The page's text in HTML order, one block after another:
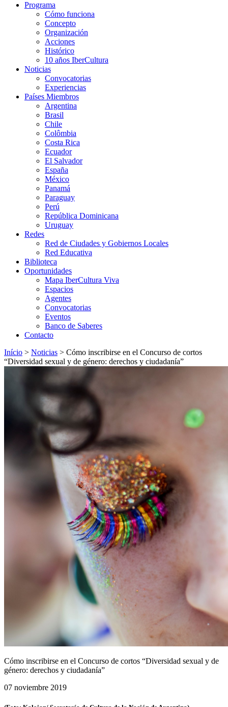
Programa
Cómo funciona
Concepto
Organización
Acciones
Histórico
10 años IberCultura
Noticias
Convocatorias
Experiencias
Países Miembros
Argentina
Brasil
Chile
Colômbia
Costa Rica
Ecuador
El Salvador
España
México
Panamá
Paraguay
Perú
República Dominicana
Uruguay
Redes
Red de Ciudades y Gobiernos Locales
Red Educativa
Biblioteca
Oportunidades
Mapa IberCultura Viva
Espacios
Agentes
Convocatorias
Eventos
Banco de Saberes
Contacto
Início > Noticias > Cómo inscribirse en el Concurso de cortos
“Diversidad sexual y de género: derechos y ciudadanía”
Cómo inscribirse en el Concurso de cortos “Diversidad sexual y de
género: derechos y ciudadanía”
07 noviembre 2019